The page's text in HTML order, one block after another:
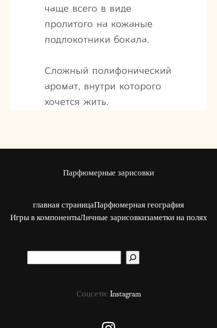
чаще всего в виде
пролитого на кожаные
подлокотники бокала.
Сложный полифонический
аромат, внутри которого
хочется жить.
Парфюмерные зарисовки
главная страницаПарфюмерная география
Игры в компонентыЛичные зарисовкизаметки на полях
Соцсети: Instagram